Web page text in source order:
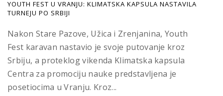
YOUTH FEST U VRANJU: KLIMATSKA KAPSULA NASTAVILA
TURNEJU PO SRBIJI
Nakon Stare Pazove, Užica i Zrenjanina, Youth
Fest karavan nastavio je svoje putovanje kroz
Srbiju, a proteklog vikenda Klimatska kapsula
Centra za promociju nauke predstavljena je
posetiocima u Vranju. Kroz...